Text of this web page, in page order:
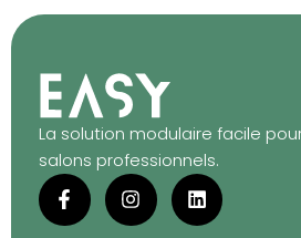
La solution modulaire facile
salons professionnels.
F
a
c
I
n
s
L
i
n